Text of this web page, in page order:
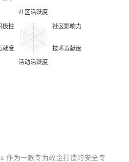
作为一款专为政企打造的安全专